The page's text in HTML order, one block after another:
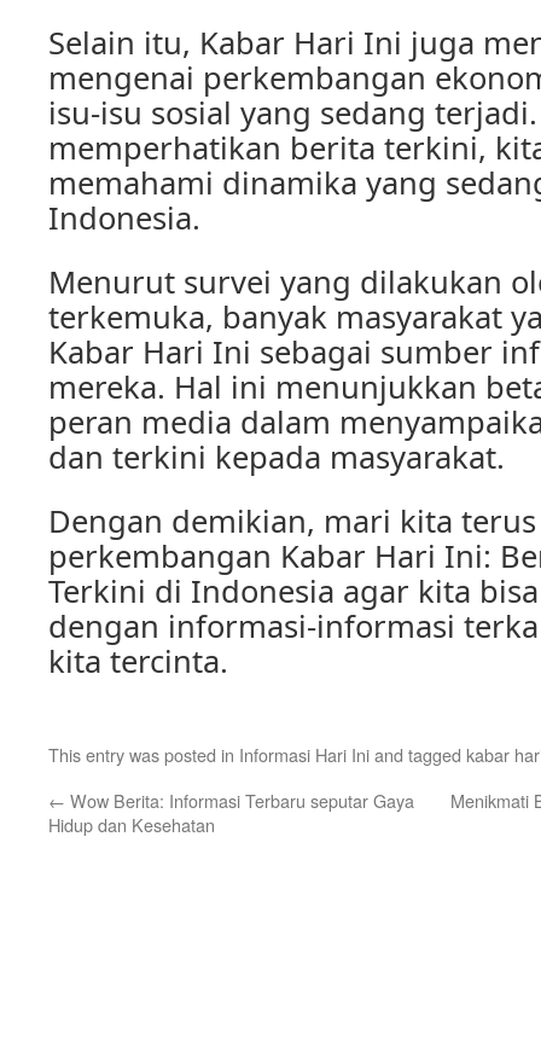
Selain itu, Kabar Hari Ini juga
mengenai perkembangan
isu-isu sosial yang sedang
memperhatikan berita terkini,
memahami dinamika yang
Indonesia.
Menurut survei yang dilakukan
terkemuka, banyak masyarakat
Kabar Hari Ini sebagai sumber
mereka. Hal ini menunjukkan
peran media dalam
dan terkini kepada masyarakat.
Dengan demikian, mari kita
perkembangan Kabar Hari Ini:
Terkini di Indonesia agar kita
dengan informasi-informasi
kita tercinta.
This entry was posted in Informasi Hari Iniand tagged kabar
← Wow Berita: Informasi Terbaru seputar Gaya
Hidup dan Kesehatan
Menikmati